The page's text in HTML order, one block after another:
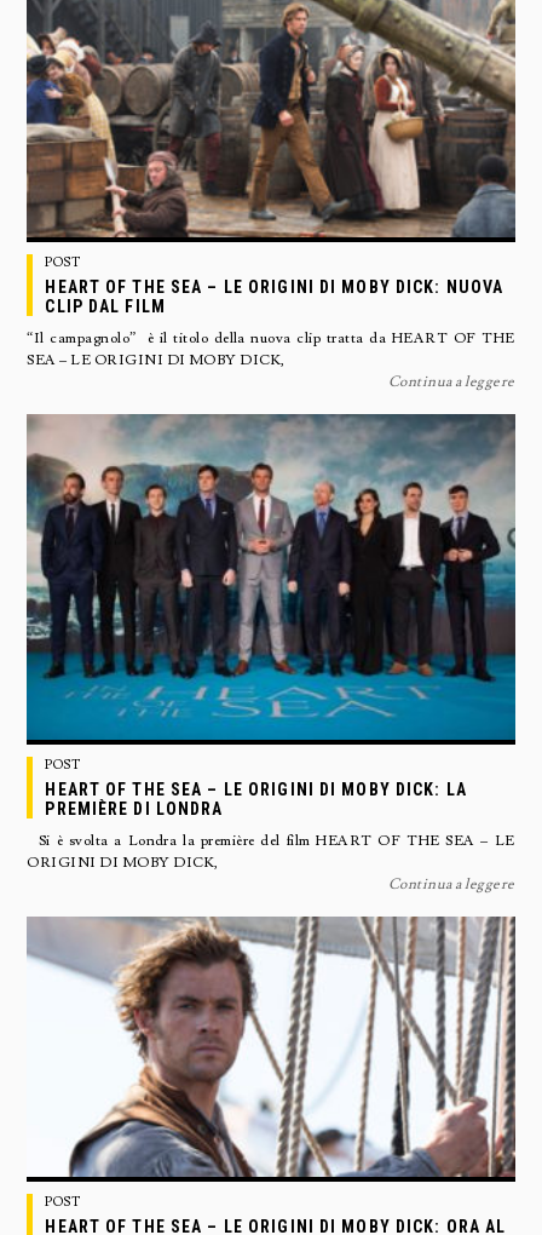
POST
HEART OF THE SEA – LE ORIGINI DI MOBY DICK: NUOVA
CLIP DAL FILM
“Il campagnolo” è il titolo della nuova clip tratta da HEART OF THE
SEA – LE ORIGINI DI MOBY DICK,
Continua a leggere
POST
HEART OF THE SEA – LE ORIGINI DI MOBY DICK: LA
PREMIÈRE DI LONDRA
Si è svolta a Londra la première del film HEART OF THE SEA – LE
ORIGINI DI MOBY DICK,
Continua a leggere
POST
HEART OF THE SEA – LE ORIGINI DI MOBY DICK: ORA AL